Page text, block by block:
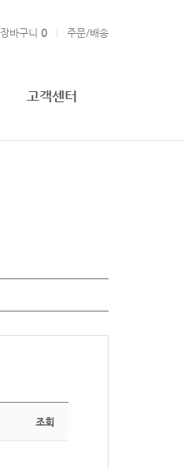
장바구니 0 주문/배송
고객센터
조회